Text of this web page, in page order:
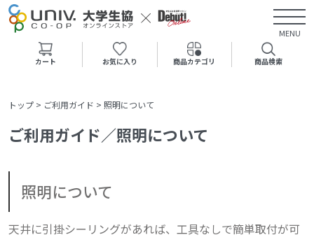
MENU
カート お気に入り 商品カテゴリ 商品検索
トップ > ご利用ガイド > 照明について
ご利用ガイド／照明について
照明について
天井に引掛シーリングがあれば、工具なしで簡単取付が可